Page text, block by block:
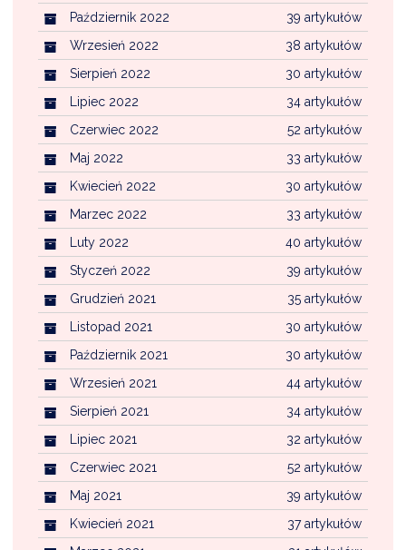
39 artykułów
Październik 2022
38 artykułów
Wrzesień 2022
30 artykułów
Sierpień 2022
34 artykułów
Lipiec 2022
52 artykułów
Czerwiec 2022
33 artykułów
Maj 2022
30 artykułów
Kwiecień 2022
33 artykułów
Marzec 2022
40 artykułów
Luty 2022
39 artykułów
Styczeń 2022
35 artykułów
Grudzień 2021
30 artykułów
Listopad 2021
30 artykułów
Październik 2021
44 artykułów
Wrzesień 2021
34 artykułów
Sierpień 2021
32 artykułów
Lipiec 2021
52 artykułów
Czerwiec 2021
39 artykułów
Maj 2021
37 artykułów
Kwiecień 2021